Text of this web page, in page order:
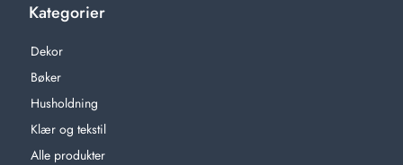
Kategorier
Dekor
Bøker
Husholdning
Klær og tekstil
Alle produkter